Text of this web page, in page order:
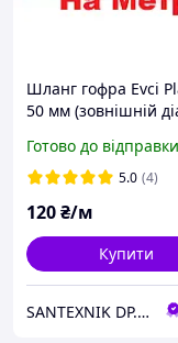
Шланг гофра Evci
50 мм (зовнішній
Готово до відправки
5.0 (4)
120₴/м
Купити
SANTEXNIK DP.UA